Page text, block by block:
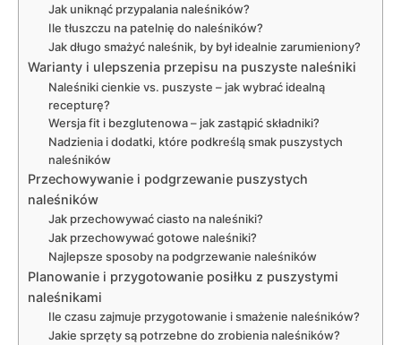
Jak uniknąć przypalania naleśników?
Ile tłuszczu na patelnię do naleśników?
Jak długo smażyć naleśnik, by był idealnie zarumieniony?
Warianty i ulepszenia przepisu na puszyste naleśniki
Naleśniki cienkie vs. puszyste – jak wybrać idealną
recepturę?
Wersja fit i bezglutenowa – jak zastąpić składniki?
Nadzienia i dodatki, które podkreślą smak puszystych
naleśników
Przechowywanie i podgrzewanie puszystych
naleśników
Jak przechowywać ciasto na naleśniki?
Jak przechowywać gotowe naleśniki?
Najlepsze sposoby na podgrzewanie naleśników
Planowanie i przygotowanie posiłku z puszystymi
naleśnikami
Ile czasu zajmuje przygotowanie i smażenie naleśników?
Jakie sprzęty są potrzebne do zrobienia naleśników?